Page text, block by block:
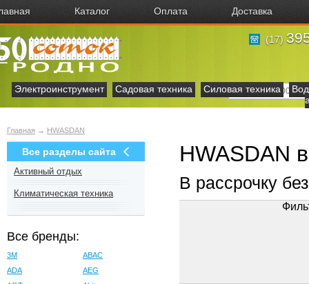
Каталог Оплата Доставка
(17)
Электроинструмент Садовая техника Силовая техника
Главная → HWASDAN
Все разделы сайта
Активный отдых
Климатическая техника
Все бренды:
3M
ABAC
ADA
AEG
HWASDAN
В рассрочку